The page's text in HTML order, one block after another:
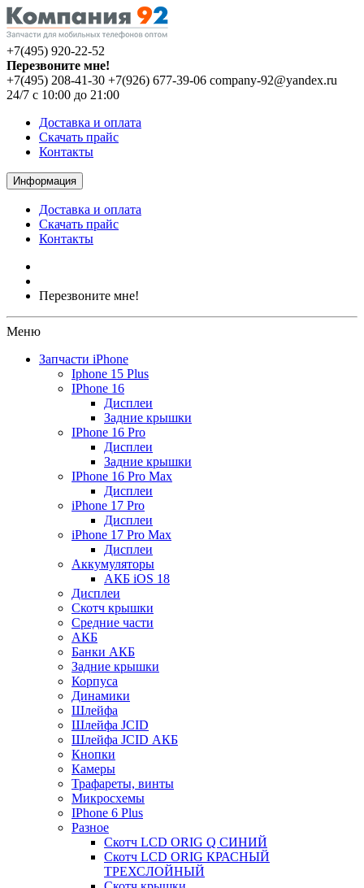
+7(495) 920-22-52
Перезвоните мне!
+7(495) 208-41-30 +7(926) 677-39-06 company-92@yandex.ru
24/7 с 10:00 до 21:00
Доставка и оплата
Скачать прайс
Контакты
Информация
Доставка и оплата
Скачать прайс
Контакты
Перезвоните мне!
Меню
Запчасти iPhone
Iphone 15 Plus
IPhone 16
Дисплеи
Задние крышки
IPhone 16 Pro
Дисплеи
Задние крышки
IPhone 16 Pro Max
Дисплеи
iPhone 17 Pro
Дисплеи
iPhone 17 Pro Max
Дисплеи
Аккумуляторы
АКБ iOS 18
Дисплеи
Скотч крышки
Средние части
АКБ
Банки АКБ
Задние крышки
Корпуса
Динамики
Шлейфа
Шлейфа JCID
Шлейфа JCID АКБ
Кнопки
Камеры
Трафареты, винты
Микросхемы
IPhone 6 Plus
Разное
Скотч LCD ORIG Q СИНИЙ
Скотч LCD ORIG КРАСНЫЙ
ТРЕХСЛОЙНЫЙ